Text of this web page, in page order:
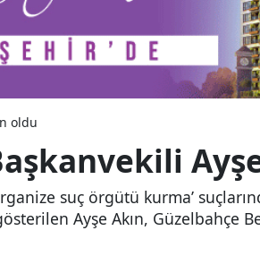
oldu
suç örgütü kurma’
Ayşe Akın, Güzelbahçe